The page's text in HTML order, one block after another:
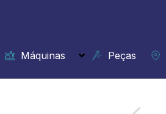
Máquinas Peças